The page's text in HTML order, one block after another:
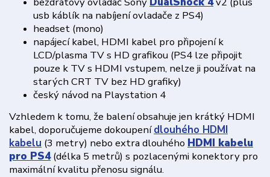
usb káblík na nabíjení ovladače z PS4)
headset (mono)
napájecí kabel, HDMI kabel pro připojení k
LCD/plasma TV s HD grafikou (PS4 lze připojit
pouze k TV s HDMI vstupem, nelze ji používat na
starých CRT TV bez HD grafiky)
český návod na Playstation 4
Vzhledem k tomu, že balení obsahuje jen krátký HDMI
kabel, doporučujeme dokoupenídlouhého HDMI
kabelu (3 metry) nebo extra dlouhého HDMI kabelu
pro PS4(délka 5 metrů) s pozlacenými konektory pro
maximální kvalitu přenosu signálu.